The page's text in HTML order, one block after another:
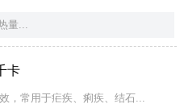
量...
卡
，常用于疟疾、痢疾、结石...